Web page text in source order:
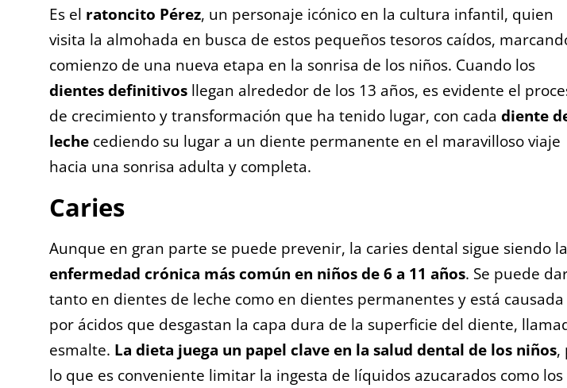
Es el ratoncito Pérez, un personaje icónico en la cultura infantil, quien
visita la almohada en busca de estos pequeños tesoros caídos,
comienzo de una nueva etapa en la sonrisa de los niños. Cuando los
dientes definitivosllegan alrededor de los 13 años, es evidente el
de crecimiento y transformación que ha tenido lugar, con cada diente
lechecediendo su lugar a un diente permanente en el maravilloso viaje
hacia una sonrisa adulta y completa.
Caries
Aunque en gran parte se puede prevenir, la caries dental sigue siendo la
enfermedad crónica más común en niños de 6 a 11 años. Se puede
tanto en dientes de leche como en dientes permanentes y está causada
por ácidos que desgastan la capa dura de la superficie del diente,
esmalte. La dieta juega un papel clave en la salud dental de los niños,
lo que es conveniente limitar la ingesta de líquidos azucarados como los